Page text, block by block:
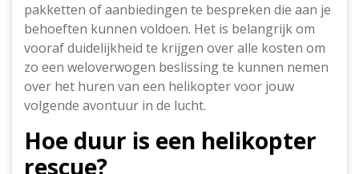
pakketten of aanbiedingen te bespreken die aan je
behoeften kunnen voldoen. Het is belangrijk om
vooraf duidelijkheid te krijgen over alle kosten om
zo een weloverwogen beslissing te kunnen nemen
over het huren van een helikopter voor jouw
volgende avontuur in de lucht.
Hoe duur is een helikopter
rescue?